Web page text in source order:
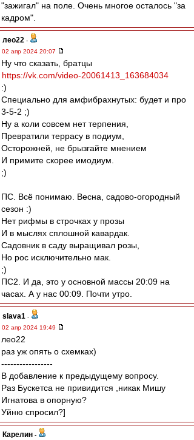
"зажигал" на поле. Очень многое осталось "за
кадром".
лео22 -
02 апр 2024 20:07
Ну что сказать, братцы
https://vk.com/video-20061413_163684034
:)
Специально для амфибрахнутых: будет и про
3-5-2 ;)
Ну а коли совсем нет терпения,
Превратили террасу в подиум,
Осторожней, не брызгайте мнением
И примите скорее имодиум.
;)
ПС. Всё понимаю. Весна, садово-огородный
сезон :)
Нет рифмы в строчках у прозы
И в мыслях сплошной кавардак.
Садовник в саду выращивал розы,
Но рос исключительно мак.
;)
ПС2. И да, это у основной массы 20:09 на
часах. А у нас 00:09. Почти утро.
slava1 -
02 апр 2024 19:49
лео22
раз уж опять о схемках)
-----------------
В добавление к предыдущему вопросу.
Раз Бускетса не привидится ,никак Мишу
Игнатова в опорную?
Уйню спросил?]
Карелин -